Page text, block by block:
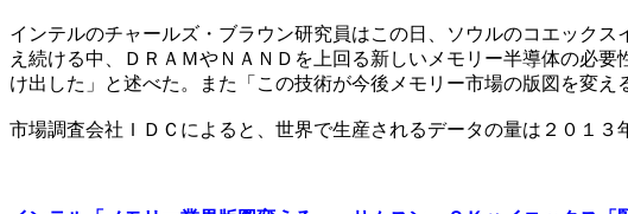
インテルのチャールズ・ブラウン研究員はこの日、ソウルのコエック
え続ける中、ＤＲＡＭやＮＡＮＤを上回る新しいメモリー半導体の必
け出した」と述べた。また「この技術が今後メモリー市場の版図を変え
市場調査会社ＩＤＣによると、世界で生産されるデータの量は２０１